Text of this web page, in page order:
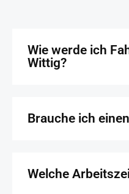
Wie werde ich
Wittig?
Brauche ich
Welche